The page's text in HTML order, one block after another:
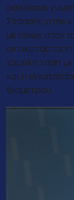
όσα έκανε
Στάσσης στην
μετόχων στον
χαμηλή τάση με
και η
διαμέτρου.